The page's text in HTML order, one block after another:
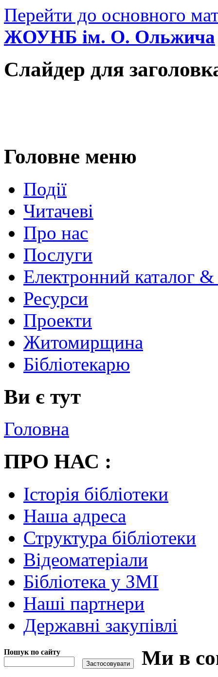
Перейти до основного
ЖОУНБ ім. О. Ольжича
Слайдер для
Головне меню
Події
Читачеві
Про нас
Послуги
Електронний каталог
Ресурси
Проекти
Житомирщина
Бібліотекарю
Ви є тут
Головна
ПРО НАС :
Історія бібліотеки
Наша адреса
Структура бібліотеки
Відеоматеріали
Бібліотека у ЗМІ
Наші партнери
Державні закупівлі
Пошук по сайту Ми в